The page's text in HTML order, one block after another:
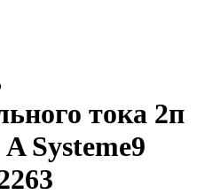
тока 2п
Systeme9